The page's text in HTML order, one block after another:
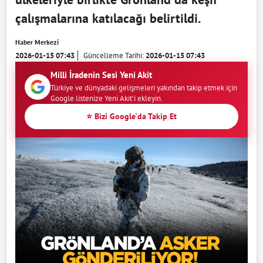
çalışmalarına katılacağı belirtildi.
Haber Merkezi
2026-01-15 07:43 Güncelleme Tarihi:2026-01-15 07:43
Milli İradenin Sesi Yeni Akit
Türkiye ve dünyadaki gelişmeleri yakından takip etmek için
Google listenize Yeni Akit'i ekleyin.
⭐ Bizi Google'da Takip Et